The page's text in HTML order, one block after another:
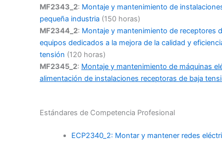
MF2343_2: Montaje y mantenimiento de
pequeña industria (150 horas)
MF2344_2: Montaje y mantenimiento de receptores
equipos dedicados a la mejora de la calidad y
tensión (120 horas)
MF2345_2: Montaje y mantenimiento de máquinas
alimentación de instalaciones receptoras de baja
Estándares de Competencia Profesional
ECP2340_2: Montar y mantener redes